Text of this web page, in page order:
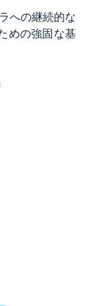
への継続的な
めの強固な基